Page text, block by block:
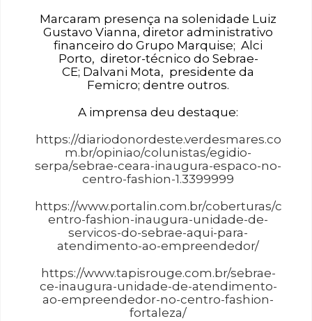
Marcaram presença na solenidade Luiz
Gustavo Vianna, diretor administrativo
financeiro do Grupo Marquise; Alci
Porto, diretor-técnico do Sebrae-
CE; Dalvani Mota, presidente da
Femicro; dentre outros.
A imprensa deu destaque:
https://diariodonordeste.verdesmares.co
m.br/opiniao/colunistas/egidio-
serpa/sebrae-ceara-inaugura-espaco-no-
centro-fashion-1.3399999
https://www.portalin.com.br/coberturas/c
entro-fashion-inaugura-unidade-de-
servicos-do-sebrae-aqui-para-
atendimento-ao-empreendedor/
https://www.tapisrouge.com.br/sebrae-
ce-inaugura-unidade-de-atendimento-
ao-empreendedor-no-centro-fashion-
fortaleza/